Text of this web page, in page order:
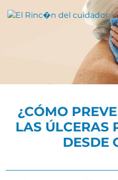
¿CÓMO
LAS ÚLCERAS
DESDE